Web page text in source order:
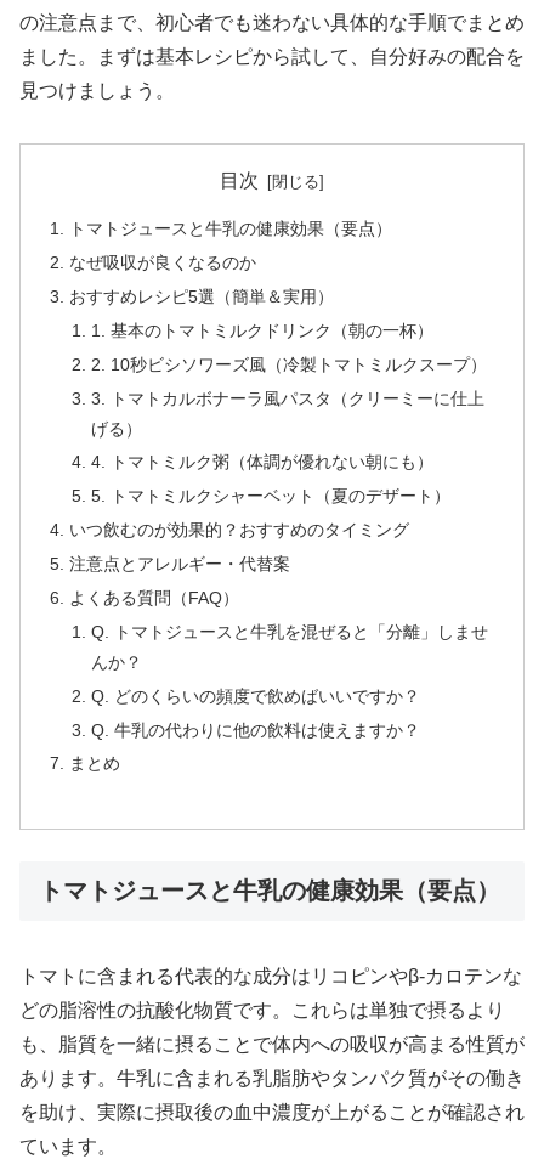
の注意点まで、初心者でも迷わない具体的な手順でまとめ
ました。まずは基本レシピから試して、自分好みの配合を
見つけましょう。
目次
トマトジュースと牛乳の健康効果（要点）
なぜ吸収が良くなるのか
おすすめレシピ5選（簡単＆実用）
1. 基本のトマトミルクドリンク（朝の一杯）
2. 10秒ビシソワーズ風（冷製トマトミルクスープ）
3. トマトカルボナーラ風パスタ（クリーミーに仕上
げる）
4. トマトミルク粥（体調が優れない朝にも）
5. トマトミルクシャーベット（夏のデザート）
いつ飲むのが効果的？おすすめのタイミング
注意点とアレルギー・代替案
よくある質問（FAQ）
Q. トマトジュースと牛乳を混ぜると「分離」しませ
んか？
Q. どのくらいの頻度で飲めばいいですか？
Q. 牛乳の代わりに他の飲料は使えますか？
まとめ
トマトジュースと牛乳の健康効果（要点）
トマトに含まれる代表的な成分はリコピンやβ-カロテンな
どの脂溶性の抗酸化物質です。これらは単独で摂るより
も、脂質を一緒に摂ることで体内への吸収が高まる性質が
あります。牛乳に含まれる乳脂肪やタンパク質がその働き
を助け、実際に摂取後の血中濃度が上がることが確認され
ています。